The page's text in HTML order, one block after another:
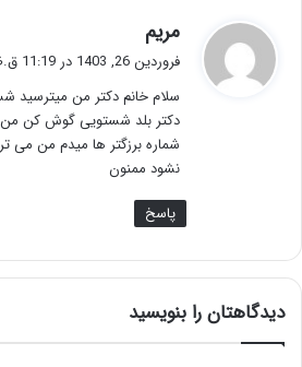
مریم
ت
:
فروردین 26, 1403 در 11:19 ق.ظ
سلام خانم دکتر من میترسید
دکتر بلد شستویی گوش کن
شماره برزگتر ها میدم من می
نشود ممنون‏
پاسخ
دیدگاهتان را بنویسید